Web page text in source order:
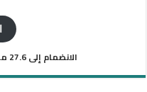
الانضمام إلى 27.6 من آلاف المشتركين الآخرين